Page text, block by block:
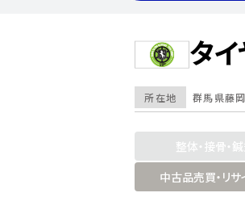
タ
所在地 群馬県藤
整体・接骨・
中古品売買・リサ